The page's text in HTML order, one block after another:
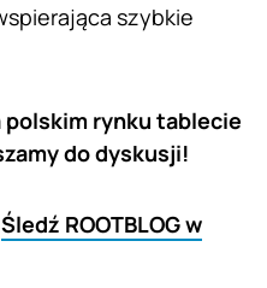
szybkie
polskim rynku tablecie
do dyskusji!
Śledź ROOTBLOG w